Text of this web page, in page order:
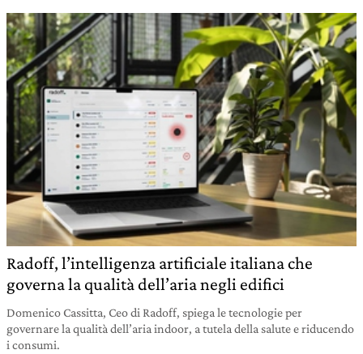
Radoff, l’intelligenza artificiale italiana che
governa la qualità dell’aria negli edifici
Domenico Cassitta, Ceo di Radoff, spiega le tecnologie per
governare la qualità dell’aria indoor, a tutela della salute e riducendo
i consumi.